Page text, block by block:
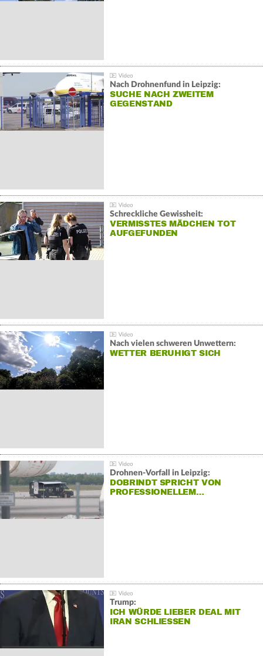
Nach Drohnenfund in Leipzig:
SUCHE NACH ZWEITEM
GEGENSTAND
Schreckliche Gewissheit:
VERMISSTES MÄDCHEN TOT
AUFGEFUNDEN
Nach vielen schweren Unwettern:
WETTER BERUHIGT SICH
Drohnen-Vorfall in Leipzig:
DOBRINDT SPRICHT VON
PROFESSIONELLEM…
Trump:
ICH WÜRDE LIEBER DEAL MIT
IRAN SCHLIESSEN